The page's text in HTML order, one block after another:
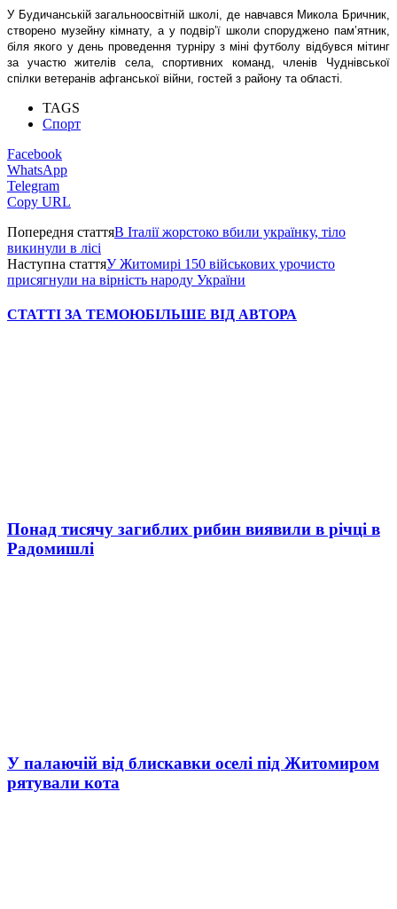
У Будичанській загальноосвітній школі, де навчався Микола Бричник,
створено музейну кімнату, а у подвір’ї школи споруджено пам’ятник,
біля якого у день проведення турніру з міні футболу відбувся мітинг
за участю жителів села, спортивних команд, членів Чуднівської
спілки ветеранів афганської війни, гостей з району та області.
TAGS
Спорт
Facebook
WhatsApp
Telegram
Copy URL
Попередня статтяВ Італії жорстоко вбили українку, тіло
викинули в лісі
Наступна статтяУ Житомирі 150 військових урочисто
присягнули на вірність народу України
СТАТТІ ЗА ТЕМОЮБІЛЬШЕ ВІД АВТОРА
Понад тисячу загиблих рибин виявили в річці в
Радомишлі
У палаючій від блискавки оселі під Житомиром
рятували кота